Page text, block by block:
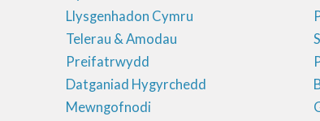
Llysgenhadon Cymru
Telerau & Amodau
Preifatrwydd
Datganiad Hygyrchedd
Mewngofnodi